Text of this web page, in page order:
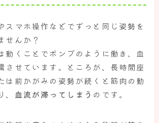
スマホ操作などでずっと同じ姿勢を
せんか？
動くことでポンプのように働き、血
させています。ところが、長時間座
は前かがみの姿勢が続くと筋肉の動
血流が滞ってしまう のです。